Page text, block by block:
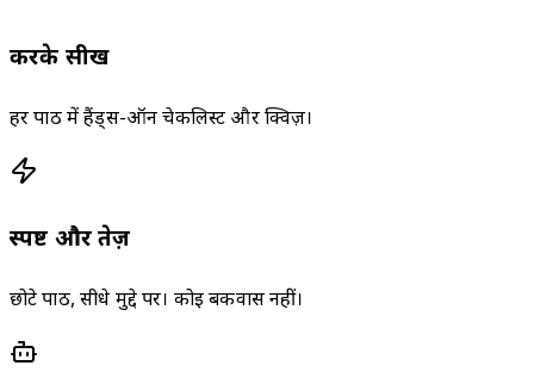
करके सीखें
हर पाठ में हैंड्स-ऑन चेकलिस्ट और क्विज़।
स्पष्ट और तेज़
छोटे पाठ, सीधे मुद्दे पर। कोई बकवास नहीं।